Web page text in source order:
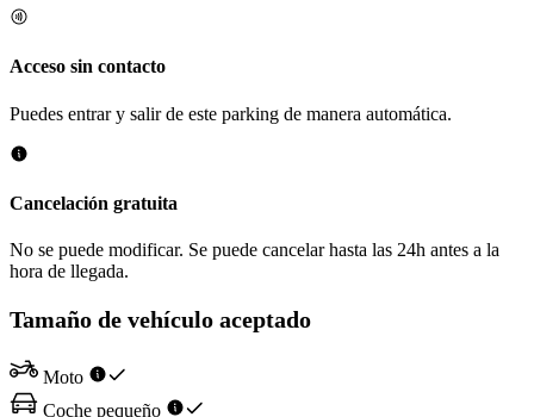
Acceso sin contacto
Puedes entrar y salir de este parking de manera automática.
Cancelación gratuita
No se puede modificar. Se puede cancelar hasta las 24h antes a la
hora de llegada.
Tamaño de vehículo aceptado
Moto
Coche pequeño